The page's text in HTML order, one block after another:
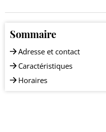
Sommaire
Adresse et contact
Caractéristiques
Horaires